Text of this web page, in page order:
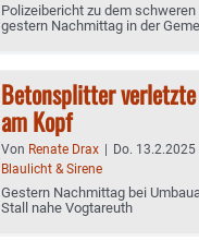
Polizeibericht zu dem
gestern Nachmittag in der
Betonsplitter
am Kopf
Von Renate Drax | Do. 13.2.2025
Blaulicht & Sirene
Gestern Nachmittag bei
Stall nahe Vogtareuth